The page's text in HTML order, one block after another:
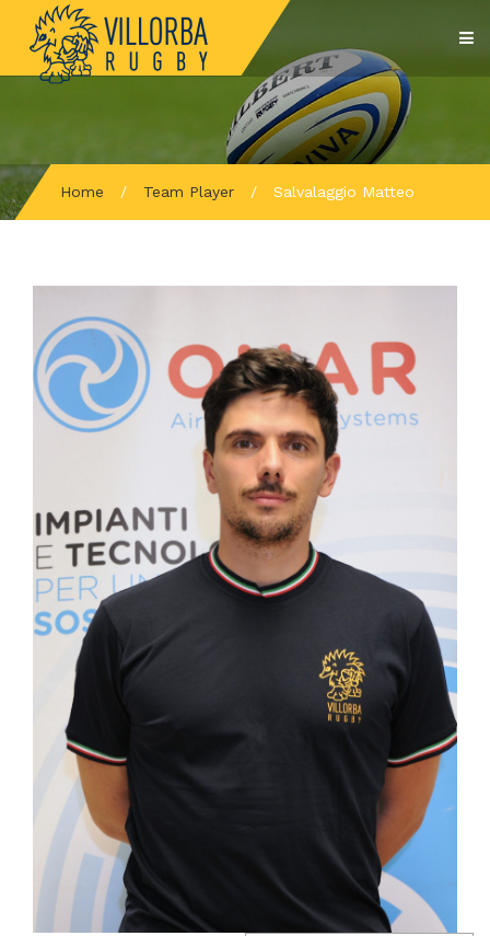
Home / Team Player / Salvalaggio Matteo